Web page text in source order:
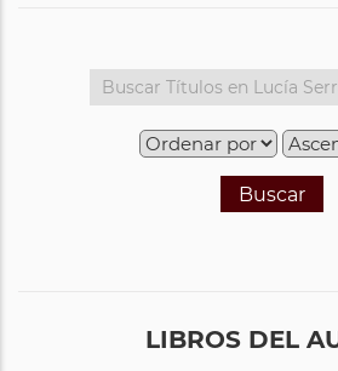
Buscar
LIBROS DEL